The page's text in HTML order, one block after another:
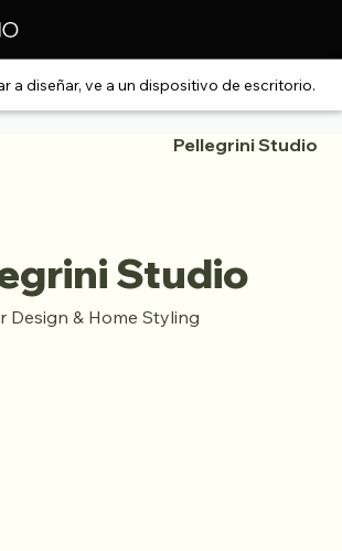
a diseñar, ve a un dispositivo de escritorio.